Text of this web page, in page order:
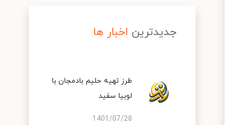
جدیدترین اخبار ها
طرز تهیه حلیم بادمجان با
لوبیا سفید
1401/07/28